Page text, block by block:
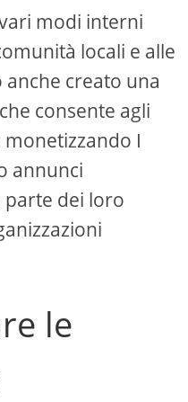
modi interni
locali e alle
anche creato una
consente agli
I
annunci
dei loro
le